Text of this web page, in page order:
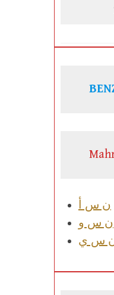
ن س أ
ن س و
س ي